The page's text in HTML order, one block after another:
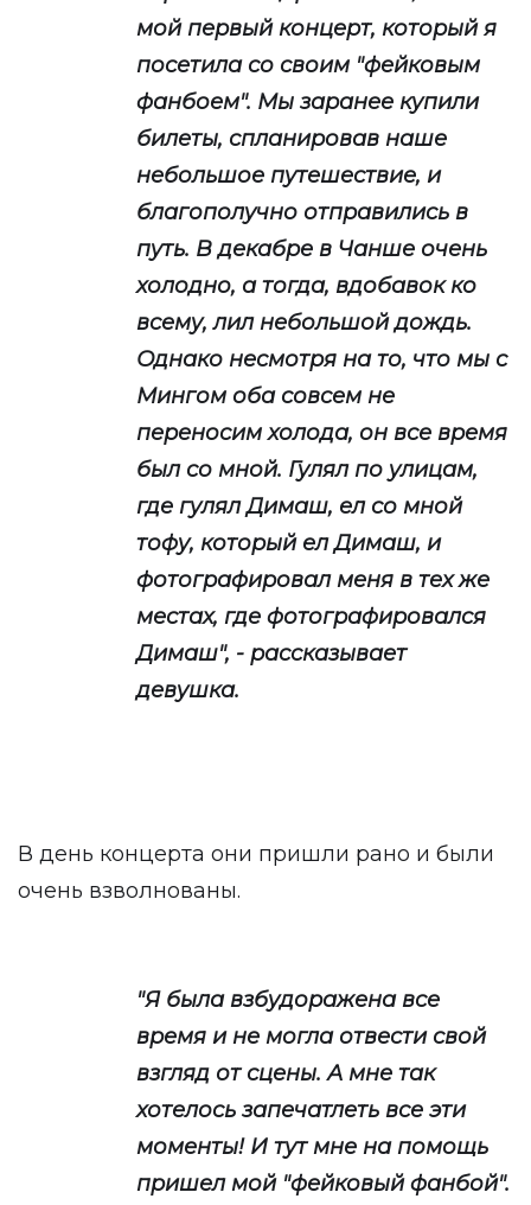
мой первый концерт, который я
посетила со своим "фейковым
фанбоем". Мы заранее купили
билеты, спланировав наше
небольшое путешествие, и
благополучно отправились в
путь. В декабре в Чанше очень
холодно, а тогда, вдобавок ко
всему, лил небольшой дождь.
Однако несмотря на то, что мы с
Мингом оба совсем не
переносим холода, он все время
был со мной. Гулял по улицам,
где гулял Димаш, ел со мной
тофу, который ел Димаш, и
фотографировал меня в тех же
местах, где фотографировался
Димаш", - рассказывает
девушка.
В день концерта они пришли рано и были
очень взволнованы.
"Я была взбудоражена все
время и не могла отвести свой
взгляд от сцены. А мне так
хотелось запечатлеть все эти
моменты! И тут мне на помощь
пришел мой "фейковый фанбой".